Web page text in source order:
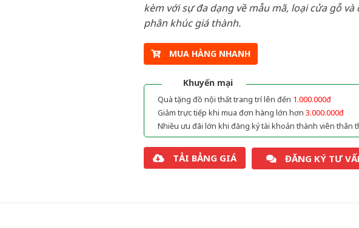
kèm với sự đa dạng về mẫu mã, loại cửa gỗ và
phân khúc giá thành.
MUA HÀNG NHANH
Khuyến mại
Quà tặng đồ nội thất trang trí lên đến 1.000.000đ
Giảm trực tiếp khi mua đơn hàng lớn hơn 3.000.000đ
Nhiều ưu đãi lớn khi đăng ký tài khoản thành viên thân
TẢI BẢNG GIÁ ĐĂNG KÝ TƯ